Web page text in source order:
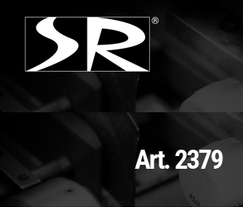
contenuto
Art. 2379